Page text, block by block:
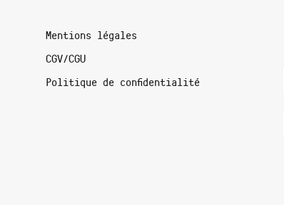
Mentions légales
CGV/CGU
Politique de confidentialité